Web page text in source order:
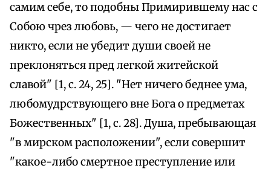
самим себе, то подобны Примирившему нас с
Собою чрез любовь, — чего не достигает
никто, если не убедит души своей не
преклоняться пред легкой житейской
славой" [1, с. 24, 25]. "Нет ничего беднее ума,
любомудрствующего вне Бога о предметах
Божественных" [1, с. 28]. Душа, пребывающая
"в мирском расположении", если совершит
"какое-либо смертное преступление или